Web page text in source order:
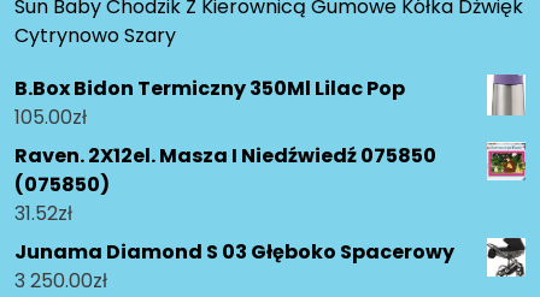
Sun Baby Chodzik Z Kierownicą Gumowe Kółka Dżwięk
Cytrynowo Szary
B.Box Bidon Termiczny 350Ml Lilac Pop
105.00zł
Raven. 2X12el. Masza I Niedźwiedź 075850
(075850)
31.52zł
Junama Diamond S 03 Głęboko Spacerowy
3 250.00zł